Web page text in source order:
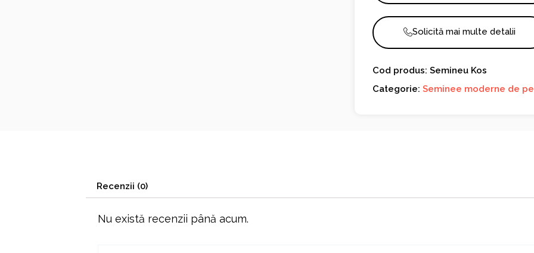
Solicită mai multe detalii
Cod produs: Semineu Kos
Categorie:Seminee moderne de
Recenzii (0)
Nu există recenzii până acum.